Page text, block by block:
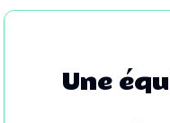
Une